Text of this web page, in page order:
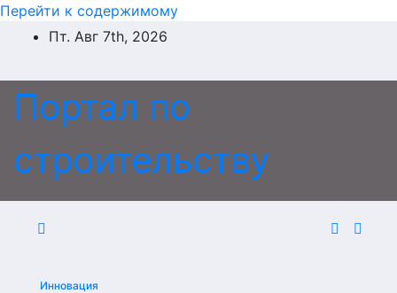
Перейти к содержимому
Пт. Авг 7th, 2026
Портал по
строительству
Инновация